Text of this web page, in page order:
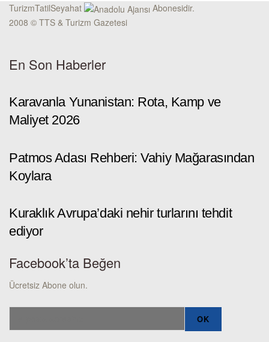
TurizmTatilSeyahat
Abonesidir.
2008 © TTS & Turizm Gazetesi
En Son Haberler
Karavanla Yunanistan: Rota, Kamp ve
Maliyet 2026
Patmos Adası Rehberi: Vahiy Mağarasından
Koylara
Kuraklık Avrupa’daki nehir turlarını tehdit
ediyor
Facebook’ta Beğen
Ücretsiz Abone olun.